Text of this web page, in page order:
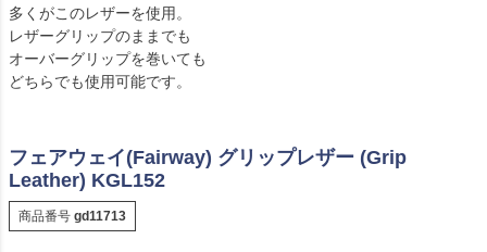
多くがこのレザーを使用。
レザーグリップのままでも
オーバーグリップを巻いても
どちらでも使用可能です。
フェアウェイ(Fairway) グリップレザー (Grip
Leather) KGL152
商品番号 gd11713